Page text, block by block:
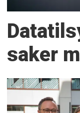
saker